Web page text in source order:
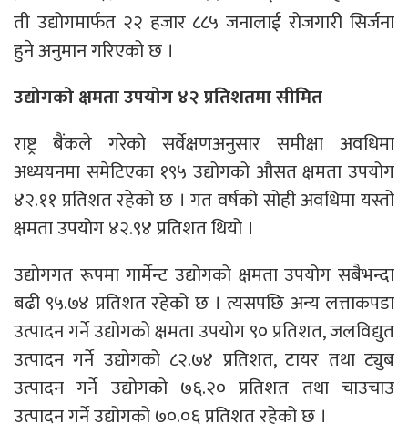
ती उद्योगमार्फत २२ हजार ८८५ जनालाई रोजगारी सिर्जना
हुने अनुमान गरिएको छ ।
उद्योगको क्षमता उपयोग ४२ प्रतिशतमा सीमित
राष्ट्र बैंकले गरेको सर्वेक्षणअनुसार समीक्षा अवधिमा
अध्ययनमा समेटिएका १९५ उद्योगको औसत क्षमता उपयोग
४२.११ प्रतिशत रहेको छ । गत वर्षको सोही अवधिमा यस्तो
क्षमता उपयोग ४२.९४ प्रतिशत थियो ।
उद्योगगत रूपमा गार्मेन्ट उद्योगको क्षमता उपयोग सबैभन्दा
बढी ९५.७४ प्रतिशत रहेको छ । त्यसपछि अन्य लत्ताकपडा
उत्पादन गर्ने उद्योगको क्षमता उपयोग ९० प्रतिशत, जलविद्युत
उत्पादन गर्ने उद्योगको ८२.७४ प्रतिशत, टायर तथा ट्युब
उत्पादन गर्ने उद्योगको ७६.२० प्रतिशत तथा चाउचाउ
उत्पादन गर्ने उद्योगको ७०.०६ प्रतिशत रहेको छ ।